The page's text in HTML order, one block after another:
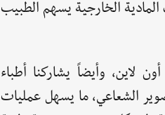
الخارجية يسهم الطبيب
لاين، وأيضاً يشاركنا أطباء
الشعاعي، ما يسهل عمليات